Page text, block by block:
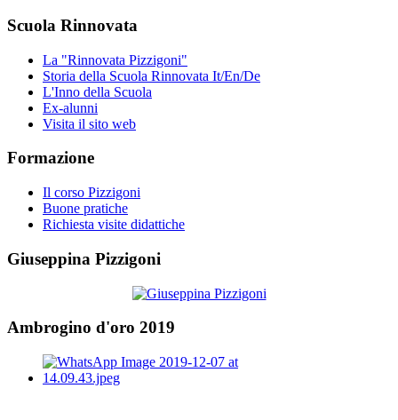
Scuola Rinnovata
La "Rinnovata Pizzigoni"
Storia della Scuola Rinnovata It/En/De
L'Inno della Scuola
Ex-alunni
Visita il sito web
Formazione
Il corso Pizzigoni
Buone pratiche
Richiesta visite didattiche
Giuseppina Pizzigoni
Ambrogino d'oro 2019